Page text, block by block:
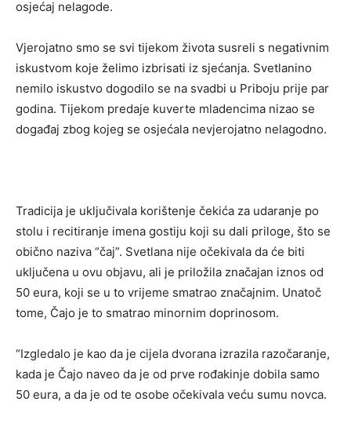
osjećaj nelagode.
Vjerojatno smo se svi tijekom života susreli s negativnim
iskustvom koje želimo izbrisati iz sjećanja. Svetlanino
nemilo iskustvo dogodilo se na svadbi u Priboju prije par
godina. Tijekom predaje kuverte mladencima nizao se
događaj zbog kojeg se osjećala nevjerojatno nelagodno.
Tradicija je uključivala korištenje čekića za udaranje po
stolu i recitiranje imena gostiju koji su dali priloge, što se
obično naziva “čaj”. Svetlana nije očekivala da će biti
uključena u ovu objavu, ali je priložila značajan iznos od
50 eura, koji se u to vrijeme smatrao značajnim. Unatoč
tome, Čajo je to smatrao minornim doprinosom.
“Izgledalo je kao da je cijela dvorana izrazila razočaranje,
kada je Čajo naveo da je od prve rođakinje dobila samo
50 eura, a da je od te osobe očekivala veću sumu novca.